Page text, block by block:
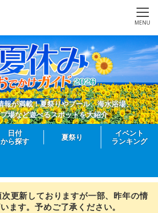
MENU
報が満載！夏祭りやプール、海水浴場、
場など遊べるスポットを大紹介
日付
から探す
夏祭り
イベント
ランキング
更新しておりますが一部、昨年の情
ます。予めご了承ください。